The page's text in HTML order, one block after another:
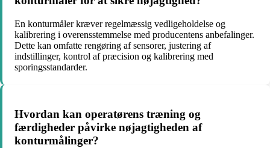
En konturmåler kræver regelmæssig vedligeholdelse og
kalibrering i overensstemmelse med producentens anbefalinger.
Dette kan omfatte rengøring af sensorer, justering af
indstillinger, kontrol af præcision og kalibrering med
sporingsstandarder.
Hvordan kan operatørens træning og
færdigheder påvirke nøjagtigheden af ​​
konturmålinger?